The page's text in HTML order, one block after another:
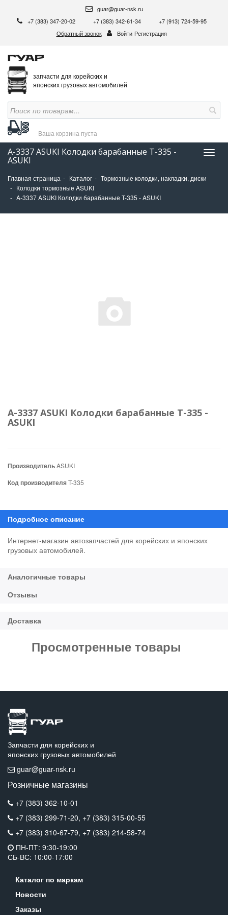
guar@guar-nsk.ru
+7 (383) 347-20-02
+7 (383) 342-61-34
+7 (913) 724-59-95
Обратный звонок
Войти Регистрация
запчасти для корейских и
японских грузовых автомобилей
Ваша корзина пуста
A-3337 ASUKI Колодки барабанные T-335 -
ASUKI
Главная страница Каталог
Тормозные колодки, накладки, диски
Колодки тормозные ASUKI
A-3337 ASUKI Колодки барабанные T-335 - ASUKI
A-3337 ASUKI Колодки барабанные T-335 -
ASUKI
ПроизводительASUKI
Код производителяT-335
Интернет-магазин автозапчастей для корейских и японских
грузовых автомобилей.
Просмотренные товары
Запчасти для корейских и
японских грузовых автомобилей
guar@guar-nsk.ru
Розничные магазины
+7 (383) 362-10-01
+7 (383) 299-71-20, +7 (383) 315-00-55
+7 (383) 310-67-79, +7 (383) 214-58-74
ПН-ПТ: 9:30-19:00
СБ-ВС: 10:00-17:00
Каталог по маркам
Новости
Заказы